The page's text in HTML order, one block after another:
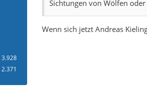
3.928
2.371
Sichtungen von Wölfen oder
Wenn sich jetzt Andreas